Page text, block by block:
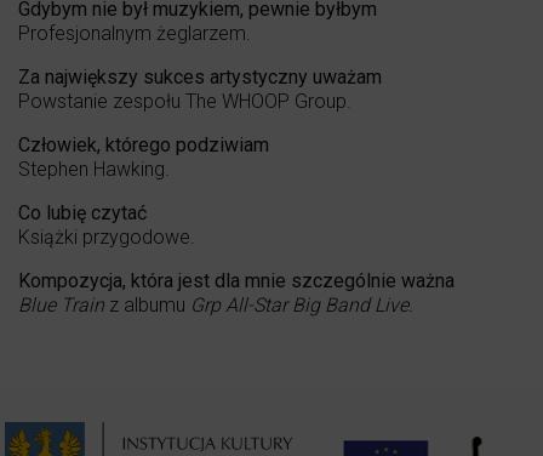
Gdybym nie był muzykiem, pewnie byłbym
Profesjonalnym żeglarzem.
Za największy sukces artystyczny uważam
Powstanie zespołu The WHOOP Group.
Człowiek, którego podziwiam
Stephen Hawking.
Co lubię czytać
Książki przygodowe.
Kompozycja, która jest dla mnie szczególnie ważna
Blue Train z albumu Grp All-Star Big Band Live.